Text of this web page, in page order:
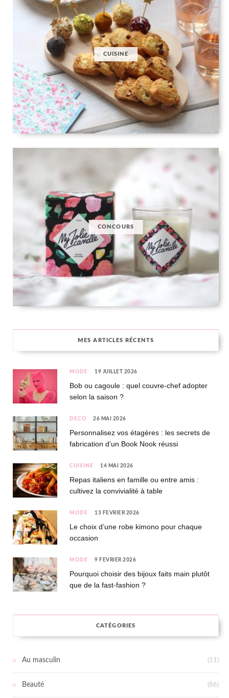
CUISINE
CONCOURS
MES ARTICLES RÉCENTS
MODE 19 JUILLET 2026
Bob ou cagoule : quel couvre-chef adopter
selon la saison ?
DÉCO 26 MAI 2026
Personnalisez vos étagères : les secrets de
fabrication d’un Book Nook réussi
CUISINE 14 MAI 2026
Repas italiens en famille ou entre amis :
cultivez la convivialité à table
MODE 13 FÉVRIER 2026
Le choix d’une robe kimono pour chaque
occasion
MODE 9 FÉVRIER 2026
Pourquoi choisir des bijoux faits main plutôt
que de la fast-fashion ?
CATÉGORIES
Au masculin (11)
Beauté (86)